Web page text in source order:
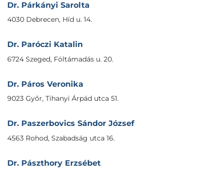
Dr. Párkányi Sarolta
4030 Debrecen, Híd u. 14.
Dr. Paróczi Katalin
6724 Szeged, Föltámadás u. 20.
Dr. Páros Veronika
9023 Győr, Tihanyi Árpád utca 51.
Dr. Paszerbovics Sándor József
4563 Rohod, Szabadság utca 16.
Dr. Pászthory Erzsébet